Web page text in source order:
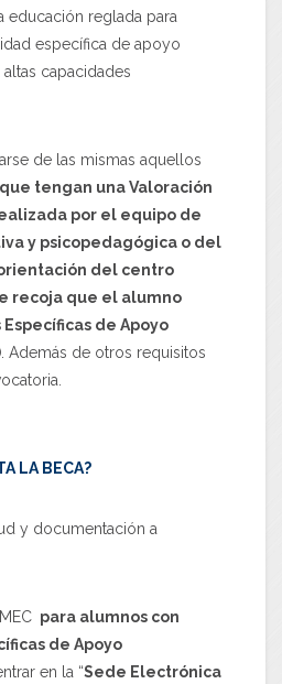
educación reglada para
específica de apoyo
capacidades
de las mismas aquellos
tengan una Valoración
por el equipo de
y psicopedagógica o del
del centro
recoja que el alumno
de Apoyo
. Además de otros requisitos
LA BECA?
y documentación a
para alumnos con
de Apoyo
en la “Sede Electrónica